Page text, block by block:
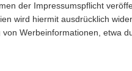
der Impressumspflicht
wird hiermit ausdrücklich
Werbeinformationen, etwa